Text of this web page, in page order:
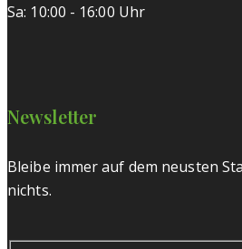
Sa: 10:00 - 16:00 Uhr
Newsletter
Bleibe immer auf dem neusten
nichts.